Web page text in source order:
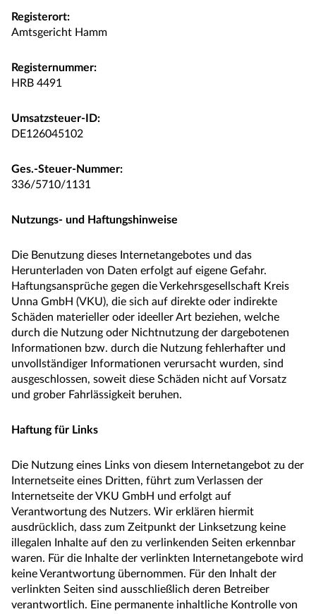
Registerort:
Amtsgericht Hamm
Registernummer:
HRB 4491
Umsatzsteuer-ID:
DE126045102
Ges.-Steuer-Nummer:
336/5710/1131
Nutzungs- und Haftungshinweise
Die Benutzung dieses Internetangebotes und das
Herunterladen von Daten erfolgt auf eigene Gefahr.
Haftungsansprüche gegen die Verkehrsgesellschaft Kreis
Unna GmbH (VKU), die sich auf direkte oder indirekte
Schäden materieller oder ideeller Art beziehen, welche
durch die Nutzung oder Nichtnutzung der dargebotenen
Informationen bzw. durch die Nutzung fehlerhafter und
unvollständiger Informationen verursacht wurden, sind
ausgeschlossen, soweit diese Schäden nicht auf Vorsatz
und grober Fahrlässigkeit beruhen.
Haftung für Links
Die Nutzung eines Links von diesem Internetangebot zu der
Internetseite eines Dritten, führt zum Verlassen der
Internetseite der VKU GmbH und erfolgt auf
Verantwortung des Nutzers. Wir erklären hiermit
ausdrücklich, dass zum Zeitpunkt der Linksetzung keine
illegalen Inhalte auf den zu verlinkenden Seiten erkennbar
waren. Für die Inhalte der verlinkten Internetangebote wird
keine Verantwortung übernommen. Für den Inhalt der
verlinkten Seiten sind ausschließlich deren Betreiber
verantwortlich. Eine permanente inhaltliche Kontrolle von